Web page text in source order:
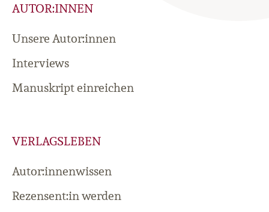
AUTOR:INNEN
Unsere Autor:innen
Interviews
Manuskript einreichen
VERLAGSLEBEN
Autor:innenwissen
Rezensent:in werden